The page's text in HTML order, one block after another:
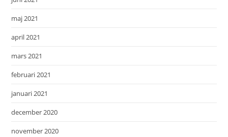
maj 2021
april 2021
mars 2021
februari 2021
januari 2021
december 2020
november 2020